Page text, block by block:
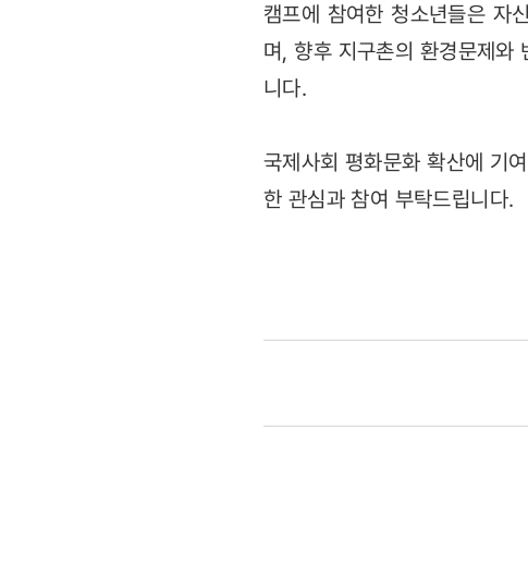
캠프에 참여한 청소년들은 자
며, 향후 지구촌의 환경문제와
니다.
국제사회 평화문화 확산에 기
한 관심과 참여 부탁드립니다.